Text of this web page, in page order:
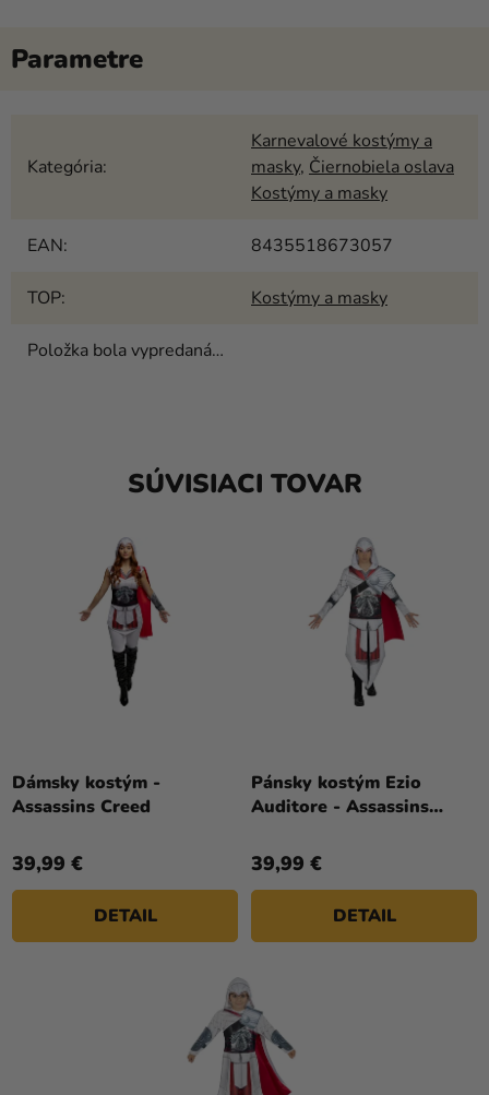
Kategória:
Karnevalové kostýmy a
masky, Čiernobiela oslava
Kostýmy a masky
EAN: 8435518673057
TOP: Kostýmy a masky
Položka bola vypredaná…
SÚVISIACI TOVAR
Dámsky kostým -
Assassins Creed
39,99 €
DETAIL
Pánsky kostým Ezio
Auditore - Assassins
39,99 €
DETAIL